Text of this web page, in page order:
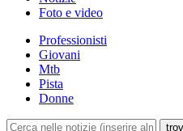
Foto e video
Professionisti
Giovani
Mtb
Pista
Donne